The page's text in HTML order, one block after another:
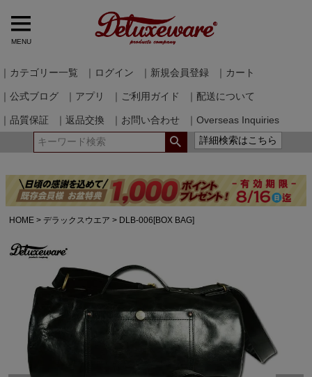
MENU
｜カテゴリー一覧 ｜ログイン ｜新規会員登録 ｜カート
｜公式ブログ ｜アプリ ｜ご利用ガイド ｜配送について
｜品質保証 ｜返品交換 ｜お問い合わせ
｜Overseas Inquiries
詳細検索はこちら
HOME デラックスウエア DLB-006[BOX BAG]